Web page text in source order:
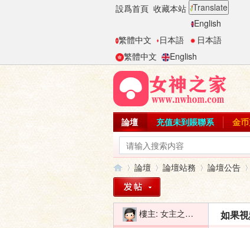
設爲首頁 收藏本站 Translate
English
繁體中文
日本語
日本語
繁體中文
English
論壇 充值未到賬聯系 金
»
論壇
›
論壇站務 論壇公告
›
樓主: 女主之家-二麻子 如果